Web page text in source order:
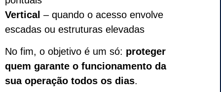
Vertical – quando o acesso envolve
escadas ou estruturas elevadas
No fim, o objetivo é um só: proteger
quem garante o funcionamento da
sua operação todos os dias.